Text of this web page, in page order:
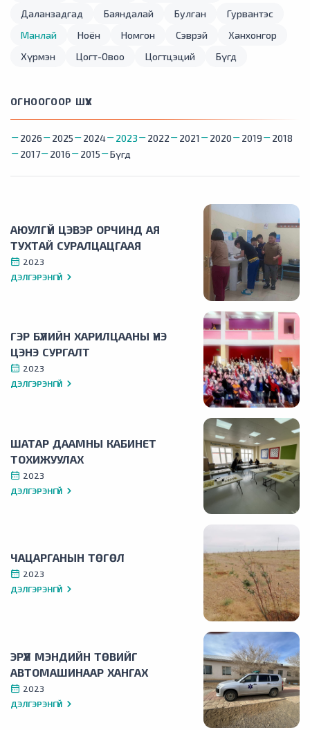
АЮУЛГҮЙ ЦЭВЭР ОРЧИНД АЯ
ТУХТАЙ СУРАЛЦАЦГААЯ
2023
ДЭЛГЭРЭНГҮЙ
ГЭР БҮЛИЙН ХАРИЛЦААНЫ ҮНЭ
ЦЭНЭ СУРГАЛТ
2023
ДЭЛГЭРЭНГҮЙ
ШАТАР ДААМНЫ КАБИНЕТ
ТОХИЖУУЛАХ
2023
ДЭЛГЭРЭНГҮЙ
ЧАЦАРГАНЫН ТӨГӨЛ
2023
ДЭЛГЭРЭНГҮЙ
ЭРҮҮЛ МЭНДИЙН ТӨВИЙГ
АВТОМАШИНААР ХАНГАХ
2023
ДЭЛГЭРЭНГҮЙ
Даланзадгад
Баяндалай Булган
Гурвантэс
Манлай
Ноён Номгон Сэврэй
Ханхонгор
Хүрмэн
Цогт-Овоо Цогтцэций Бүгд
ОГНООГООР ШҮҮХ
2026 2025 2024 2023 2022 2021 2020 2019
2018
2017
2016 2015 Бүгд